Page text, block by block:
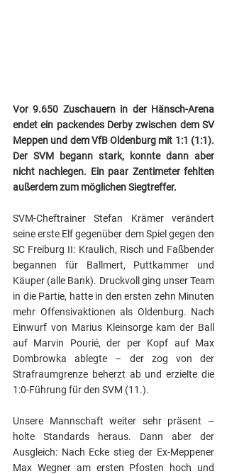
Vor 9.650 Zuschauern in der Hänsch-Arena
endet ein packendes Derby zwischen dem SV
Meppen und dem VfB Oldenburg mit 1:1 (1:1).
Der SVM begann stark, konnte dann aber
nicht nachlegen. Ein paar Zentimeter fehlten
außerdem zum möglichen Siegtreffer.
SVM-Cheftrainer Stefan Krämer verändert
seine erste Elf gegenüber dem Spiel gegen den
SC Freiburg II: Kraulich, Risch und Faßbender
begannen für Ballmert, Puttkammer und
Käuper (alle Bank). Druckvoll ging unser Team
in die Partie, hatte in den ersten zehn Minuten
mehr Offensivaktionen als Oldenburg. Nach
Einwurf von Marius Kleinsorge kam der Ball
auf Marvin Pourié, der per Kopf auf Max
Dombrowka ablegte – der zog von der
Strafraumgrenze beherzt ab und erzielte die
1:0-Führung für den SVM (11.).
Unsere Mannschaft weiter sehr präsent –
holte Standards heraus. Dann aber der
Ausgleich: Nach Ecke stieg der Ex-Meppener
Max Wegner am ersten Pfosten hoch und